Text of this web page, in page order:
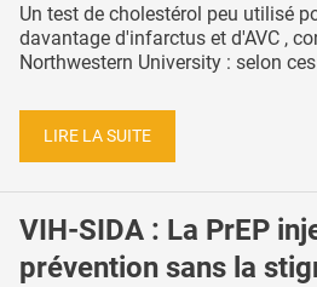
Un test de cholestérol peu utilisé
davantage d'infarctus et d'AVC ,
Northwestern University : selon
LIRE LA SUITE
VIH-SIDA : La PrEP
prévention sans la